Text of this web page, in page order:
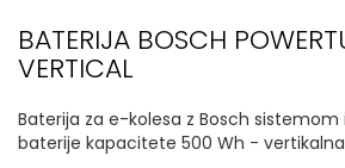
BATERIJA BOSCH
VERTICAL
Baterija za e-kolesa z Bosch
baterije kapacitete 500 Wh -